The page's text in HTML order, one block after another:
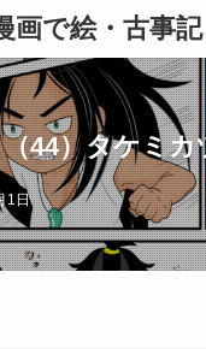
画で絵・古事記
44）タケミ
1日